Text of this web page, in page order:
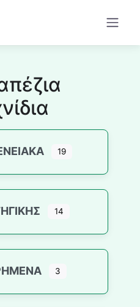
19
14
3